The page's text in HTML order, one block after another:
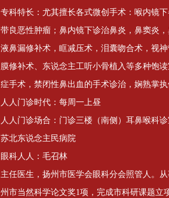
专科特长：尤其擅长各式微创手术：喉内镜
带良恶性肿瘤；鼻内镜下诊治鼻炎，鼻窦炎
液鼻漏修补术，眶减压术，泪囊吻合术，视
膜修补术、东说念主工听小骨植入等多种饱
症手术，禁闭性鼻出血的手术诊治，娴熟掌
人人门诊时代：每周一上昼
人人门诊场合：门诊三楼（南侧）耳鼻喉科诊
苏北东说念主民病院
眼科人人：毛召林
主任医生，扬州市医学会眼科分会照管人。
州市当然科学论文奖1项，完成市科研课题立